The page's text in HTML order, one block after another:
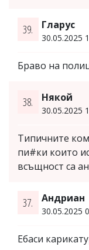
39. Гларус
30.05.2025
Браво на
38. Някой
30.05.2025
Типичните
пи#ки които
всъщност са
37. Андриан
30.05.2025
Ебаси